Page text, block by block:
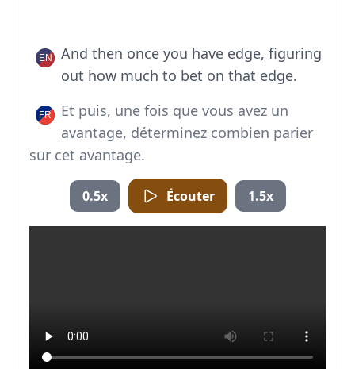
And then once you have edge, figuring
out how much to bet on that edge.
Et puis, une fois que vous avez un
avantage, déterminez combien parier
sur cet avantage.
0.5x Écouter 1.5x